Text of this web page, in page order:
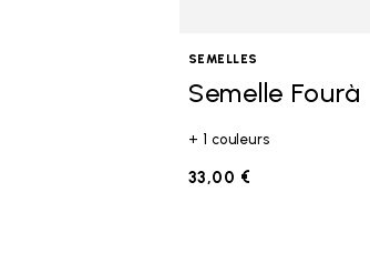
SEMELLES
Semelle Fourà
+ 1 couleurs
33,00 €